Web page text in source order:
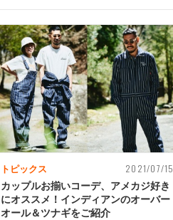
トピックス 2021/07/15
カップルお揃いコーデ、アメカジ好き
にオススメ！インディアンのオーバー
オール＆ツナギをご紹介